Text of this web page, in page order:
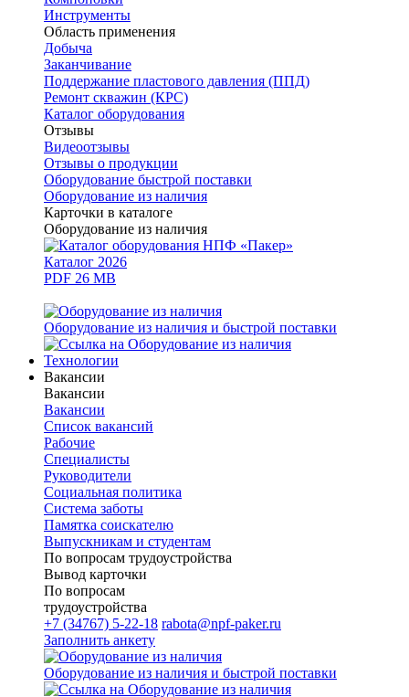
Инструменты
Область применения
Добыча
Заканчивание
Поддержание пластового давления (ППД)
Ремонт скважин (КРС)
Каталог оборудования
Отзывы
Видеоотзывы
Отзывы о продукции
Оборудование быстрой поставки
Оборудование из наличия
Карточки в каталоге
Оборудование из наличия
Каталог 2026
PDF 26 MB
Оборудование из наличия и быстрой поставки
Технологии
Вакансии
Вакансии
Вакансии
Список вакансий
Рабочие
Специалисты
Руководители
Cоциальная политика
Система заботы
Памятка соискателю
Выпускникам и студентам
По вопросам трудоустройства
Вывод карточки
По вопросам
трудоустройства
+7 (34767) 5-22-18 rabota@npf-paker.ru
Заполнить анкету
Оборудование из наличия и быстрой поставки